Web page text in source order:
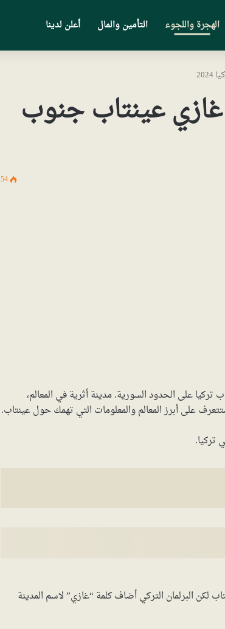
الهجرة واللجوء التأمين والمال أعلن لدينا
عينتاب جنوب
54
تركيا على الحدود السورية. مدينة أثرية في المعالم،
على أبرز المعالم والمعلومات التي تهمك حول عينتاب.
لكن البرلمان التركي أضاف كلمة “غازي” لاسم المدينة